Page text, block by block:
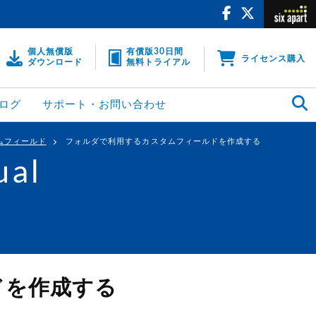
個人無償版
ダウンロード
有償版30日間
無料トライアル
ライセンス購入
グ サポート・お問い合わせ
フィールド フォルダで利用するカスタムフィールドを作成する
作成する